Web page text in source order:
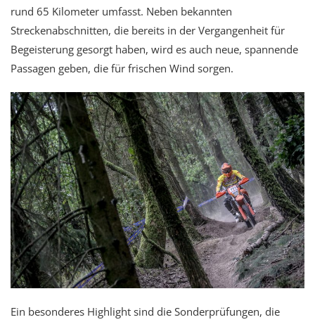
rund 65 Kilometer umfasst. Neben bekannten
Streckenabschnitten, die bereits in der Vergangenheit für
Begeisterung gesorgt haben, wird es auch neue, spannende
Passagen geben, die für frischen Wind sorgen.
Ein besonderes Highlight sind die Sonderprüfungen, die